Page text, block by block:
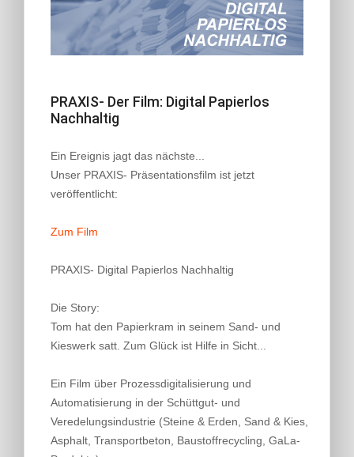
PRAXIS- Der Film: Digital Papierlos
Nachhaltig
Ein Ereignis jagt das nächste...
Unser PRAXIS- Präsentationsfilm ist jetzt
veröffentlicht:
Zum Film
PRAXIS- Digital Papierlos Nachhaltig
Die Story:
Tom hat den Papierkram in seinem Sand- und
Kieswerk satt. Zum Glück ist Hilfe in Sicht...
Ein Film über Prozessdigitalisierung und
Automatisierung in der Schüttgut- und
Veredelungsindustrie (Steine & Erden, Sand & Kies,
Asphalt, Transportbeton, Baustoffrecycling, GaLa-